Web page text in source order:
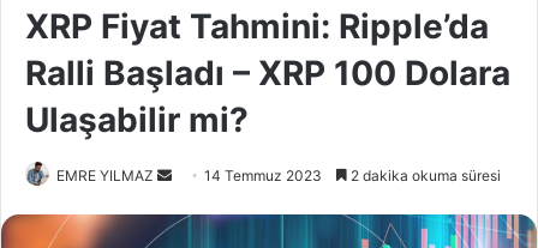
XRP Fiyat Tahmini: Ripple’da
Ralli Başladı – XRP 100 Dolara
Ulaşabilir mi?
EMRE YILMAZ
Bir
posta
14 Temmuz 2023 2 dakika okuma süresi